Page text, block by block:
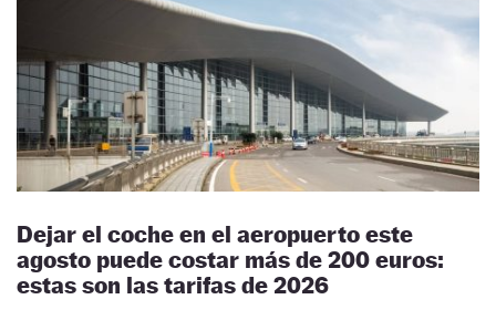
Dejar el coche en el aeropuerto este
agosto puede costar más de 200 euros:
estas son las tarifas de 2026